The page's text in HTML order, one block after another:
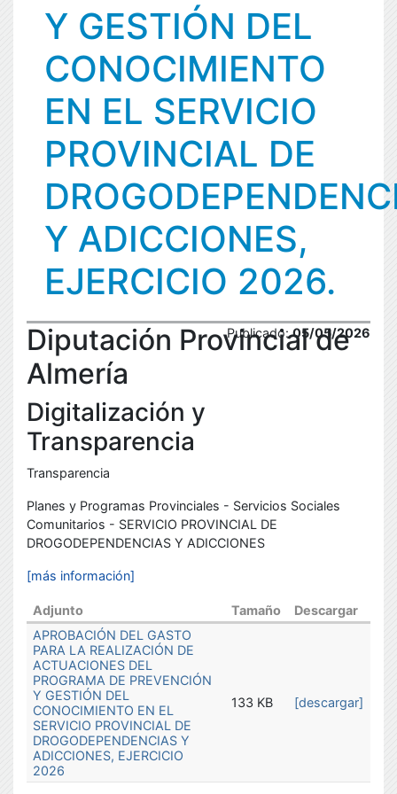
Y GESTIÓN DEL
CONOCIMIENTO
EN EL SERVICIO
PROVINCIAL DE
Y ADICCIONES,
EJERCICIO 2026.
Diputación Provincial de
Almería
Digitalización y
Transparencia
Transparencia
Planes y Programas Provinciales - Servicios Sociales
Comunitarios - SERVICIO PROVINCIAL DE
DROGODEPENDENCIAS Y ADICCIONES
Publicado:05/05/2026
[más información]
Adjunto Tamaño
Descargar
APROBACIÓN DEL GASTO
PARA LA REALIZACIÓN DE
ACTUACIONES DEL
PROGRAMA DE PREVENCIÓN
Y GESTIÓN DEL
CONOCIMIENTO EN EL
SERVICIO PROVINCIAL DE
DROGODEPENDENCIAS Y
ADICCIONES, EJERCICIO
2026
133 KB [descargar]